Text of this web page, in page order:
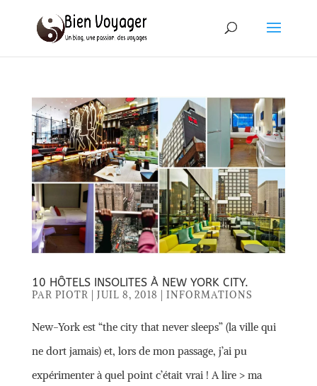
10 HÔTELS INSOLITES À NEW YORK CITY.
PAR PIOTR JUIL 8, 2018 INFORMATIONS
New-York est “the city that never sleeps” (la ville qui
ne dort jamais) et, lors de mon passage, j’ai pu
expérimenter à quel point c’était vrai ! A lire > ma